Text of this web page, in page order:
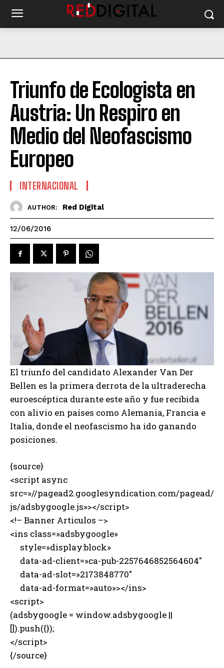
Triunfo de Ecologista en
Austria: Un Respiro en
Medio del Neofascismo
Europeo
INTERNACIONAL
AUTHOR: Red Digital
12/06/2016
El triunfo del candidato Alexander Van Der
Bellen es la primera derrota de la ultraderecha
euroescéptica durante este año y fue recibida
con alivio en países como Alemania, Francia e
Italia, donde el neofascismo ha ido ganando
posiciones.
{source}
<script async
src=»//pagead2.googlesyndication.com/pagead/
js/adsbygoogle.js»></script>
<!– Banner Articulos –>
<ins class=»adsbygoogle»
style=»display:block»
data-ad-client=»ca-pub-2257646852564604″
data-ad-slot=»2173848770″
data-ad-format=»auto»></ins>
<script>
(adsbygoogle = window.adsbygoogle ||
[]).push({});
</script>
{/source}